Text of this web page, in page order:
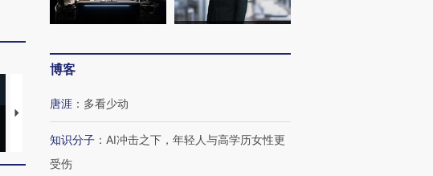
视线｜HYROX的吸金
心“花钱找虐”？
毒品
育部长拱下台
博客
唐涯 ： 多看少动
知识分子 ： AI冲击之下，年轻人与高学历女性更
受伤